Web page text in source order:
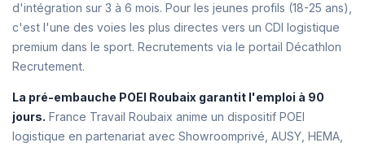
d'intégration sur 3 à 6 mois. Pour les jeunes profils (18-25 ans),
c'est l'une des voies les plus directes vers un CDI logistique
premium dans le sport. Recrutements via le portail Décathlon
Recrutement.
La pré-embauche POEI Roubaix garantit l'emploi à 90
jours. France Travail Roubaix anime un dispositif POEI
logistique en partenariat avec Showroomprivé, AUSY, HEMA,